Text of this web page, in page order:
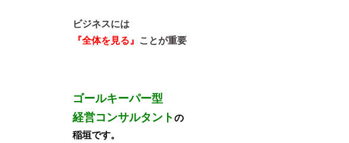
ビジネスには
『全体を見る』
ことが重要
ゴールキーパー型
経営コンサルタントの
稲垣です。